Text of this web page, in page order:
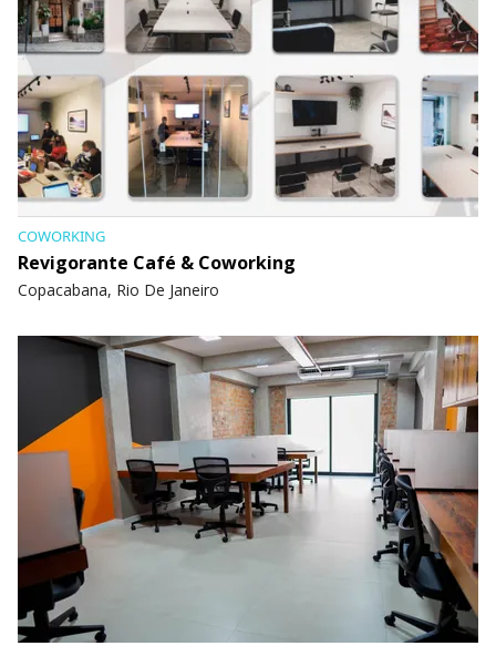
COWORKING
Revigorante Café & Coworking
Copacabana, Rio De Janeiro